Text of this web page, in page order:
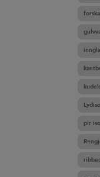
pir